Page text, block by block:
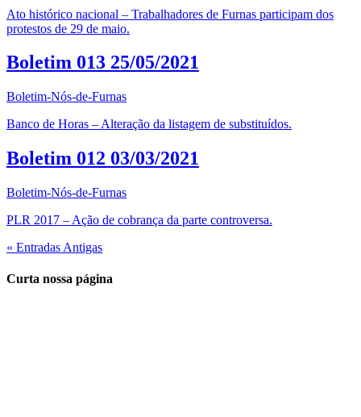
Ato histórico nacional – Trabalhadores de Furnas participam dos
protestos de 29 de maio.
Boletim 013 25/05/2021
Boletim-Nós-de-Furnas
Banco de Horas – Alteração da listagem de substituídos.
Boletim 012 03/03/2021
Boletim-Nós-de-Furnas
PLR 2017 – Ação de cobrança da parte controversa.
« Entradas Antigas
Curta nossa página